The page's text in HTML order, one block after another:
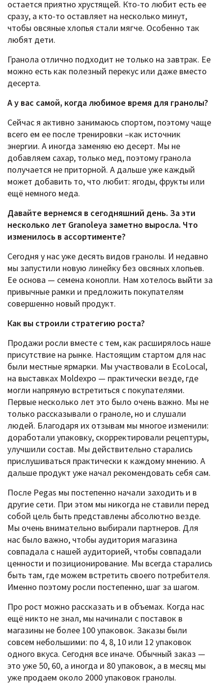
остается приятно хрустящей. Кто-то любит есть ее
сразу, а кто-то оставляет на несколько минут,
чтобы овсяные хлопья стали мягче. Особенно так
любят дети.
Гранола отлично подходит не только на завтрак. Ее
можно есть как полезный перекус или даже вместо
десерта.
А у вас самой, когда любимое время для гранолы?
Сейчас я активно занимаюсь спортом, поэтому чаще
всего ем ее после тренировки –как источник
энергии. А иногда заменяю ею десерт. Мы не
добавляем сахар, только мед, поэтому гранола
получается не приторной. А дальше уже каждый
может добавить то, что любит: ягоды, фрукты или
ещё немного меда.
Давайте вернемся в сегодняшний день. За эти
несколько лет Granoleya заметно выросла. Что
изменилось в ассортименте?
Сегодня у нас уже десять видов гранолы. И недавно
мы запустили новую линейку без овсяных хлопьев.
Ее основа — семена конопли. Нам хотелось выйти за
привычные рамки и предложить покупателям
совершенно новый продукт.
Как вы строили стратегию роста?
Продажи росли вместе с тем, как расширялось наше
присутствие на рынке. Настоящим стартом для нас
были местные ярмарки. Мы участвовали в EcoLocal,
на выставках Moldexpo — практически везде, где
могли напрямую встретиться с покупателями.
Первые несколько лет это было очень важно. Мы не
только рассказывали о граноле, но и слушали
людей. Благодаря их отзывам мы многое изменили:
доработали упаковку, скорректировали рецептуры,
улучшили состав. Мы действительно старались
прислушиваться практически к каждому мнению. А
дальше продукт уже начал рекомендовать себя сам.
После Pegas мы постепенно начали заходить и в
другие сети. При этом мы никогда не ставили перед
собой цель быть представлены абсолютно везде.
Мы очень внимательно выбирали партнеров. Для
нас было важно, чтобы аудитория магазина
совпадала с нашей аудиторией, чтобы совпадали
ценности и позиционирование. Мы всегда старались
быть там, где можем встретить своего потребителя.
Именно поэтому росли постепенно, шаг за шагом.
Про рост можно рассказать и в объемах. Когда нас
ещё никто не знал, мы начинали с поставок в
магазины не более 100 упаковок. Заказы были
совсем небольшими: по 4, 8, 10 или 12 упаковок
одного вкуса. Сегодня все иначе. Обычный заказ —
это уже 50, 60, а иногда и 80 упаковок, а в месяц мы
уже продаем около 2000 упаковок гранолы.